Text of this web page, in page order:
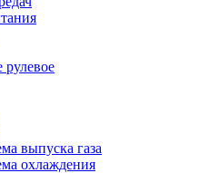
рулевое
выпуска газа
охлаждения